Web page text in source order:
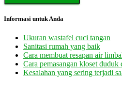
Informasi untuk Anda
Ukuran wastafel cuci tangan
Sanitasi rumah yang baik
Cara membuat resapan air
Cara pemasangan kloset
Kesalahan yang sering terjadi